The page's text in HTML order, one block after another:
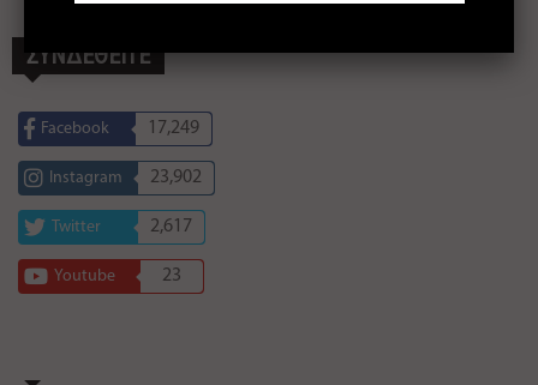
ΣΥΝΔΕΘΕΙΤΕ
Facebook 17,249
Instagram 23,902
Twitter 2,617
Youtube 23